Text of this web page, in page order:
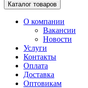
Каталог товаров
О компании
Вакансии
Новости
Услуги
Контакты
Оплата
Доставка
Оптовикам